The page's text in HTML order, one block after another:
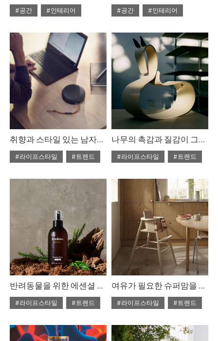
#공간
#인테리어
#2025년6월호
#공간
#인테리어
#ISSUE303
취향과 스타일 있는 남자에게
#라이프스타일
#트렌드
나무의 촉감과 질감이 그리워질 때
#라이프스타일
#트렌드
#ISSUE302
반려동물을 위한 에센셜 아이템
#라이프스타일
#트렌드
#ISSUE302
여유가 필요한 슈퍼맘을 위하여
#라이프스타일
#트렌드
#2025년5월호